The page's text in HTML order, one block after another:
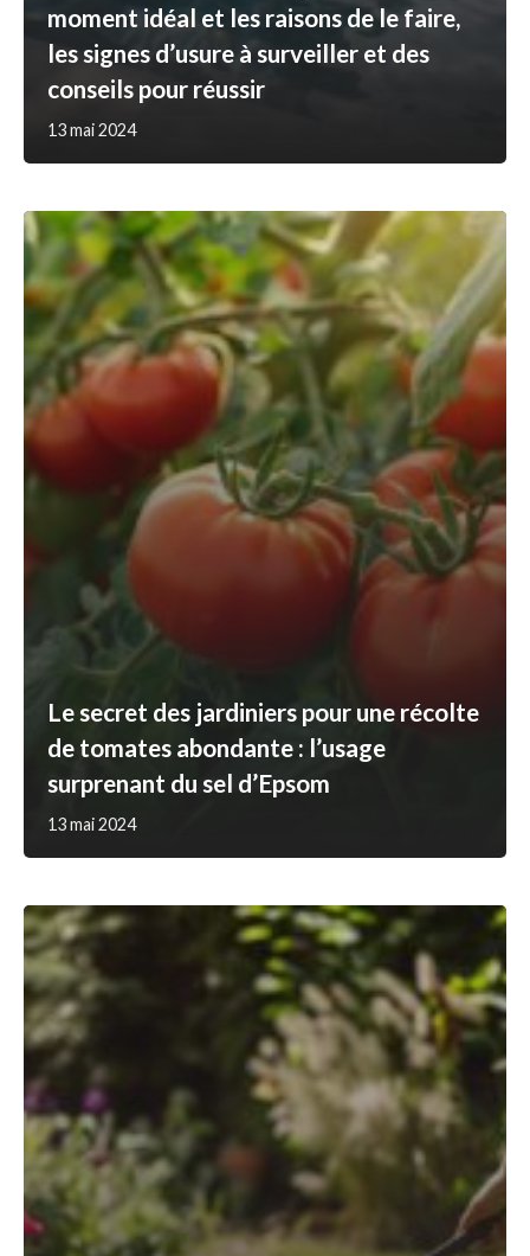
moment idéal et les raisons de le faire,
les signes d’usure à surveiller et des
conseils pour réussir
13 mai 2024
Le secret des jardiniers pour une récolte
de tomates abondante : l’usage
surprenant du sel d’Epsom
13 mai 2024